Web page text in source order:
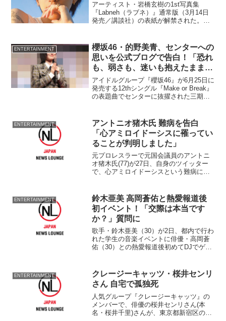
アーティスト・岩橋玄樹の1st写真集
『Labneh（ラブネ）』通常版（3月14日
発売／講談社）の表紙が解禁された。ま
を購入された人の中から抽選で200名を
招...
ENTERTAINMENT
櫻坂46・的野美青、センターへの
思いを公式ブログで告白！「恐れ
も、弱さも、迷いも抱えたままで
す」
アイドルグループ『櫻坂46』が6月25日に
発売する12thシングル『Make or Break』
の表題曲でセンターに抜擢された三期生
に感謝。そして、センターについての思
いを綴った。
ENTERTAINMENT
アントニオ猪木氏 難病を告白
「心アミロイドーシスに罹ってい
ることが判明しました」
元プロレスラーで元国会議員のアントニ
オ猪木氏(77)が27日、自身のツイッター
で、心アミロイドーシスという難病にか
ENTERTAINMENT
鈴木亜美 高岡蒼佑と熱愛報道後
初イベント！「交際は本当です
か？」質問に
歌手・鈴木亜美（30）が2日、都内で行わ
れた学生の音楽イベントに俳優・高岡蒼
佑（30）との熱愛報道後初めてDJでゲス
や、連泊する様子などが
ENTERTAINMENT
クレージーキャッツ・桜井センリ
さん 自宅で孤独死
人気グループ『クレージーキャッツ』の
メンバーで、俳優の桜井センリさん(本
名・桜井千里)さんが、東京都新宿区の自